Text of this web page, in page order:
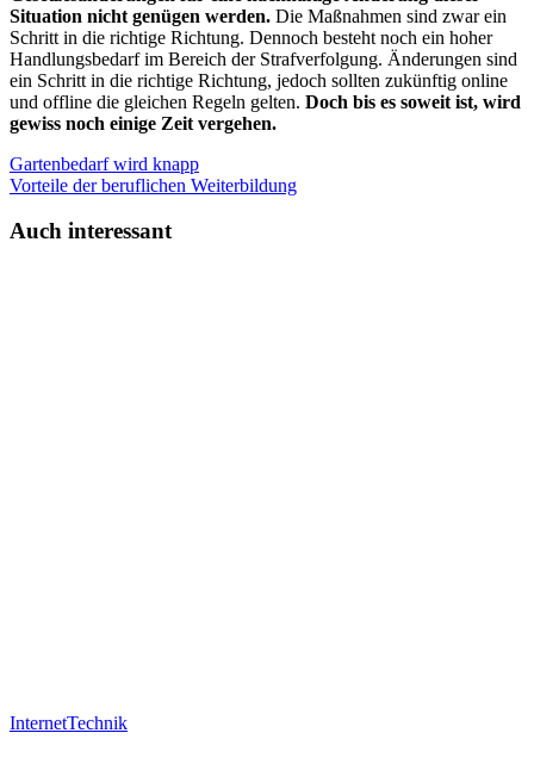
Situation nicht genügen werden. Die Maßnahmen sind zwar ein
Schritt in die richtige Richtung. Dennoch besteht noch ein hoher
Handlungsbedarf im Bereich der Strafverfolgung. Änderungen sind
ein Schritt in die richtige Richtung, jedoch sollten zukünftig online
und offline die gleichen Regeln gelten. Doch bis es soweit ist, wird
gewiss noch einige Zeit vergehen.
Gartenbedarf wird knapp
Vorteile der beruflichen Weiterbildung
Auch interessant
InternetTechnik